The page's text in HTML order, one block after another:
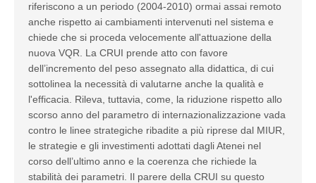
riferiscono a un periodo (2004-2010) ormai assai remoto
anche rispetto ai cambiamenti intervenuti nel sistema e
chiede che si proceda velocemente all'attuazione della
nuova VQR. La CRUI prende atto con favore
dell’incremento del peso assegnato alla didattica, di cui
sottolinea la necessità di valutarne anche la qualità e
l'efficacia. Rileva, tuttavia, come, la riduzione rispetto allo
scorso anno del parametro di internazionalizzazione vada
contro le linee strategiche ribadite a più riprese dal MIUR,
le strategie e gli investimenti adottati dagli Atenei nel
corso dell’ultimo anno e la coerenza che richiede la
stabilità dei parametri. Il parere della CRUI su questo